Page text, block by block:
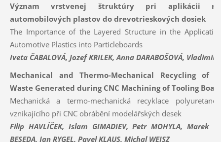
Význam vrstvenej štruktúry pri aplikácii
automobilových plastov do drevotrieskových dosiek
The Importance of the Layered Structure in the
Automotive Plastics into Particleboards
Iveta ČABALOVÁ, Jozef KRILEK, Anna DARABOŠOVÁ, Vladimír
Mechanical and Thermo-Mechanical Recycling of
Waste Generated during CNC Machining of Tooling
Mechanická a termo-mechanická recyklace
vznikajícího při CNC obrábění modelářských desek
Filip HAVLÍČEK, Islam GIMADIEV, Petr MOHYLA, Marek
BESEDA, Jan RYGEL, Pavel KLAUS, Michal WEISZ